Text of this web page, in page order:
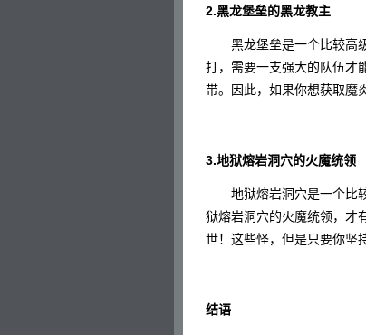
2.黑龙堡垒的黑龙教主
黑龙堡垒是一个比较高级
打，需要一支强大的队伍才
带。因此，如果你想获取魔
3.地狱熔岩洞穴的火魔统领
地狱熔岩洞穴是一个比较
狱熔岩洞穴的火魔统领，才
世！这些怪，但是只要你坚
结语